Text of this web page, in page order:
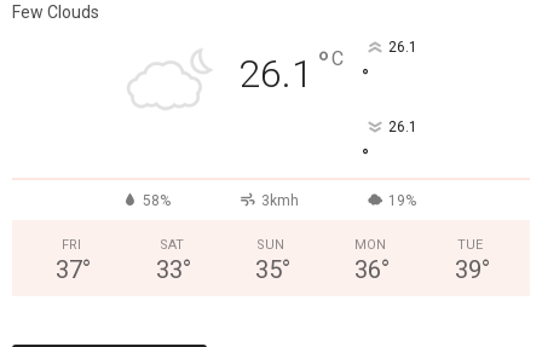
Few Clouds
26.1 °C 26.1
°
26.1
°
58% 3kmh 19%
FRI
37°
SAT
33°
SUN
35°
MON
36°
TUE
39°